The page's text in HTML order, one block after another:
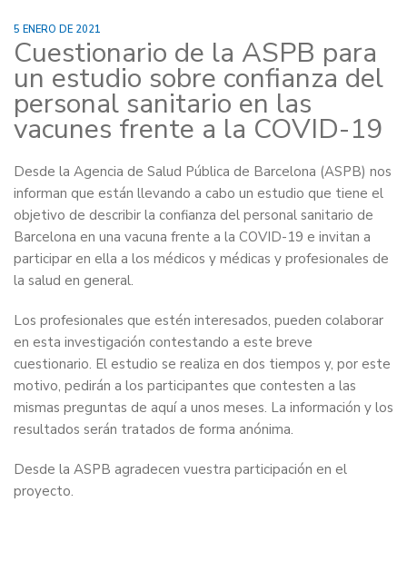
5 ENERO DE 2021
Cuestionario de la ASPB para
un estudio sobre confianza del
personal sanitario en las
vacunes frente a la COVID-19
Desde la Agencia de Salud Pública de Barcelona (ASPB) nos
informan que están llevando a cabo un estudio que tiene el
objetivo de describir la confianza del personal sanitario de
Barcelona en una vacuna frente a la COVID-19 e invitan a
participar en ella a los médicos y médicas y profesionales de
la salud en general.
Los profesionales que estén interesados, pueden colaborar
en esta investigación contestando a este breve
cuestionario. El estudio se realiza en dos tiempos y, por este
motivo, pedirán a los participantes que contesten a las
mismas preguntas de aquí a unos meses. La información y los
resultados serán tratados de forma anónima.
Desde la ASPB agradecen vuestra participación en el
proyecto.